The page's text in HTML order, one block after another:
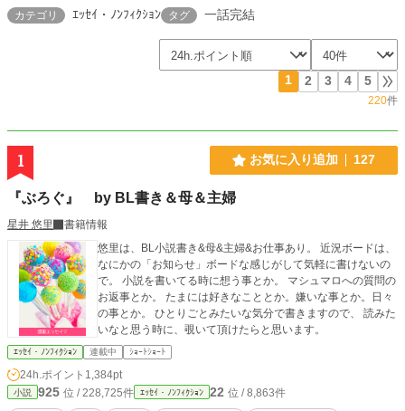
カテゴリ ｴｯｾｲ・ﾉﾝﾌｨｸｼｮﾝ タグ 一話完結
1 2 3 4 5
220件
1 お気に入り追加 127
『ぶろぐ』 by BL書き＆母＆主婦
星井 悠里
書籍情報
悠里は、BL小説書き&母&主婦&お仕事あり。 近況ボードは、
なにかの「お知らせ」ボードな感じがして気軽に書けないの
で。 小説を書いてる時に想う事とか。 マシュマロへの質問の
お返事とか。 たまには好きなこととか。嫌いな事とか。日々
の事とか。 ひとりごとみたいな気分で書きますので、 読みた
いなと思う時に、覗いて頂けたらと思います。
ｴｯｾｲ・ﾉﾝﾌｨｸｼｮﾝ 連載中 ｼｮｰﾄｼｮｰﾄ
24h.ポイント 1,384pt
小説 925 位 / 228,725件 ｴｯｾｲ・ﾉﾝﾌｨｸｼｮﾝ 22 位 / 8,863件